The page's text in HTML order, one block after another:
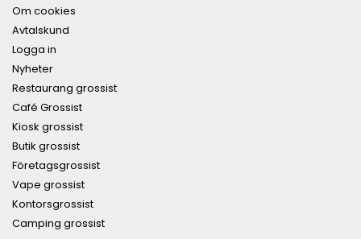
Om cookies
Avtalskund
Logga in
Nyheter
Restaurang grossist
Café Grossist
Kiosk grossist
Butik grossist
Företagsgrossist
Vape grossist
Kontorsgrossist
Camping grossist